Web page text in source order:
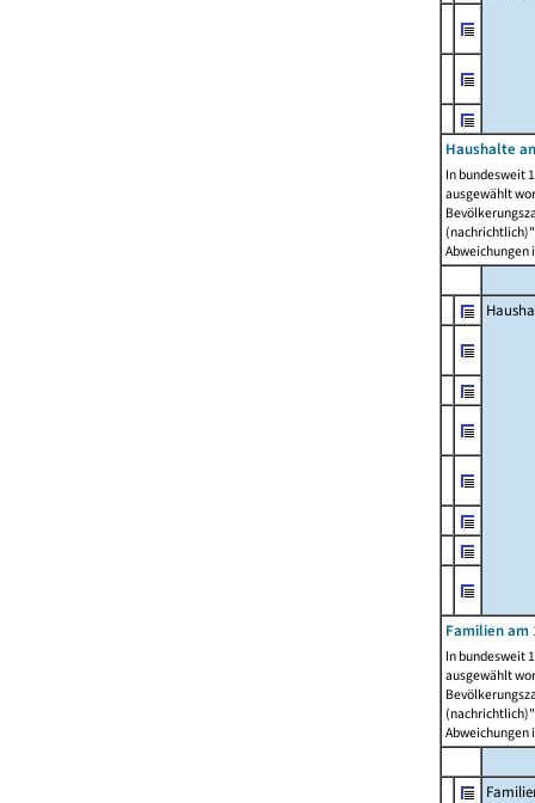
Haushalte
In bundesweit
ausgewählt
Abweichungen
Familien am
In bundesweit
ausgewählt
Abweichungen